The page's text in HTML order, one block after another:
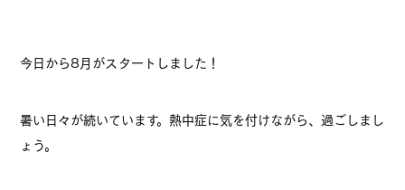
今日から8月がスタートしました！
暑い日々が続いています。熱中症に気を付けながら、過ごしまし
ょう。